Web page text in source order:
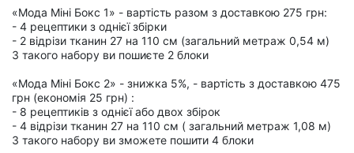
«Мода Міні Бокс 1» - вартість разом з доставкою 275 грн:
- 4 рецептики з однієї збірки
- 2 відрізи тканин 27 на 110 см (загальний метраж 0,54 м)
З такого набору ви пошиєте 2 блоки
«Мода Міні Бокс 2» - знижка 5%, - вартість з доставкою 475
грн (економія 25 грн) :
- 8 рецептиків з однієї або двох збірок
- 4 відрізи тканин 27 на 110 см ( загальний метраж 1,08 м)
З такого набору ви зможете пошити 4 блоки